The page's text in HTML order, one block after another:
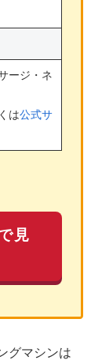
ージ・ネ
は公式サ
見
グマシンは